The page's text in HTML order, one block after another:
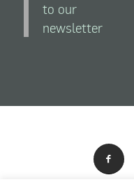
to our
newsletter